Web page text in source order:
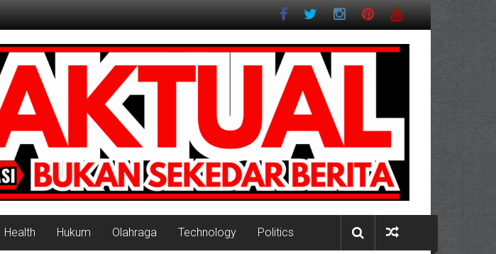
Health Hukum Olahraga Technology Politics